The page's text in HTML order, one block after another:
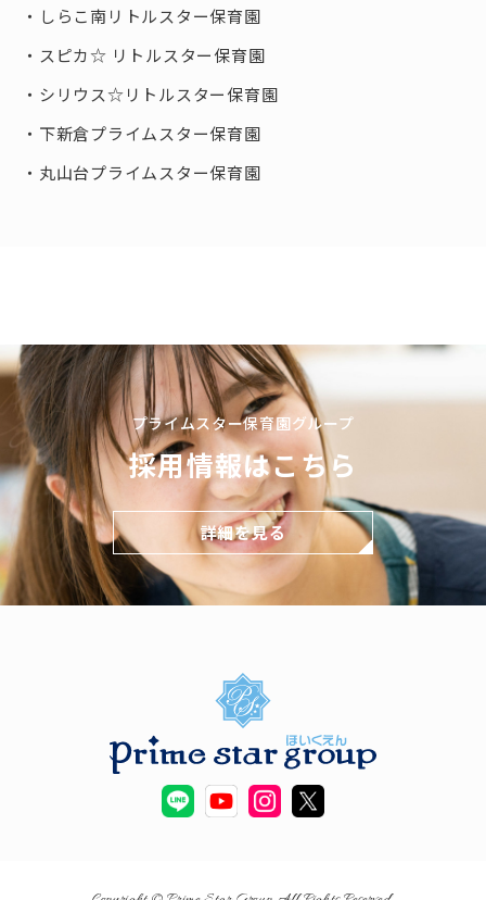
しらこ南リトルスター保育園
スピカ☆ リトルスター保育園
シリウス☆リトルスター保育園
下新倉プライムスター保育園
丸山台プライムスター保育園
プライムスター保育園グループ
採用情報はこちら
詳細を見る